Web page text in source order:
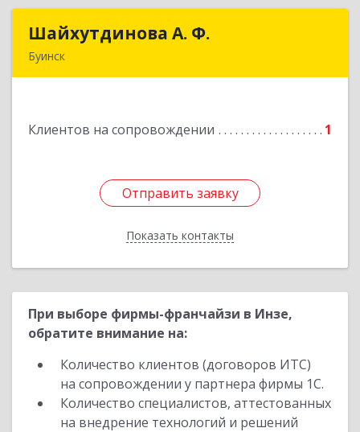
Шайхутдинова А. Ф.
Буинск
Клиентов на сопровождении 1
Отправить заявку
Показать контакты
Шайхутдинова А. Ф.
Отправить заявку
Назад
При выборе фирмы-франчайзи в Инзе,
обратите внимание на:
Количество клиентов (договоров ИТС)
на сопровождении у партнера фирмы 1С.
Количество специалистов, аттестованных
на внедрение технологий и решений